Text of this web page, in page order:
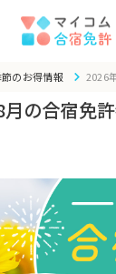
節のお得情報 2026
の合宿免